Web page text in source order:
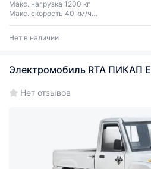
Макс. нагрузка 1200 кг
Макс. скорость 40 км/ч
Колеса R12
Нет в наличии
Электромобиль RTA ПИКАП Е
Нет отзывов